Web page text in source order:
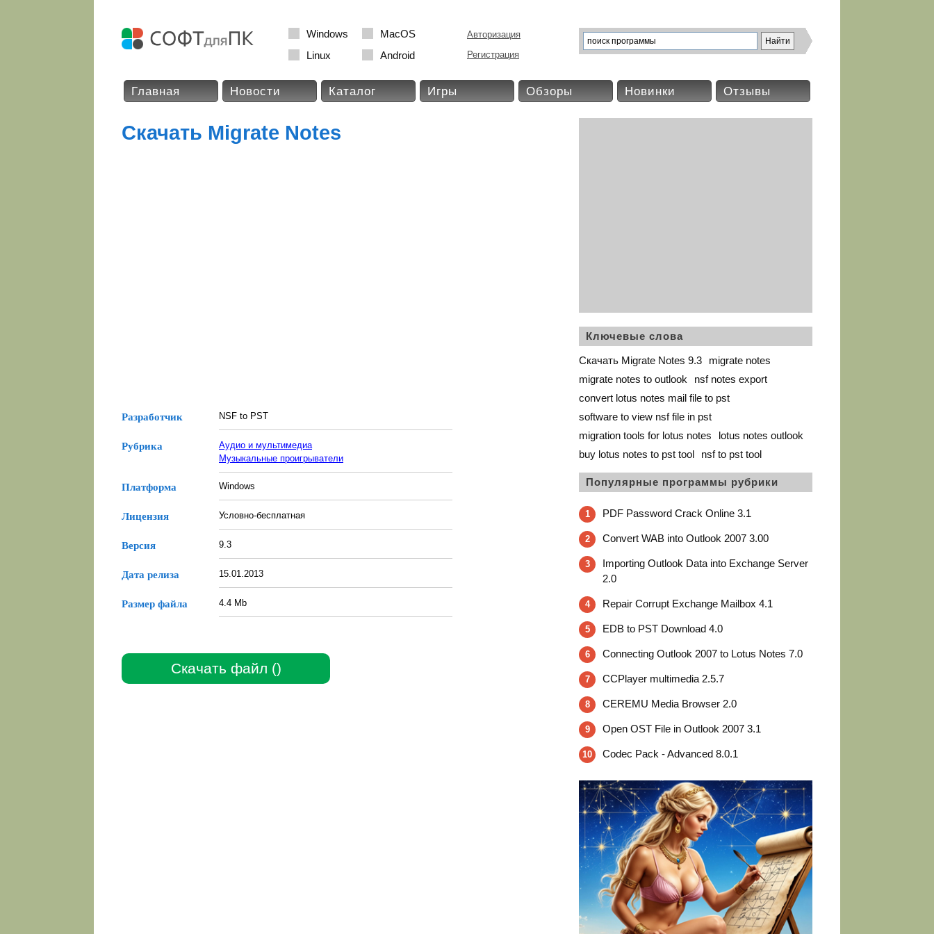
Windows
MacOS
Linux
Android
Авторизация
Регистрация
Главная Новости Каталог Игры Обзоры Новинки Отзывы
Скачать Migrate Notes
Разработчик NSF to PST
Рубрика
Аудио и мультимедиа
Музыкальные проигрыватели
Платформа Windows
Лицензия Условно-бесплатная
Версия 9.3
Дата релиза 15.01.2013
Размер файла 4.4 Mb
Скачать файл ()
Ключевые слова
Скачать Migrate Notes 9.3
migrate notes
migrate notes to outlook
nsf notes export
convert lotus notes mail file to pst
software to view nsf file in pst
migration tools for lotus notes
lotus notes outlook
buy lotus notes to pst tool
nsf to pst tool
Популярные программы рубрики
1 PDF Password Crack Online 3.1
2 Convert WAB into Outlook 2007 3.00
3
Importing Outlook Data into Exchange Server
2.0
4 Repair Corrupt Exchange Mailbox 4.1
5 EDB to PST Download 4.0
6 Connecting Outlook 2007 to Lotus Notes 7.0
7 CCPlayer multimedia 2.5.7
8 CEREMU Media Browser 2.0
9 Open OST File in Outlook 2007 3.1
10 Codec Pack - Advanced 8.0.1